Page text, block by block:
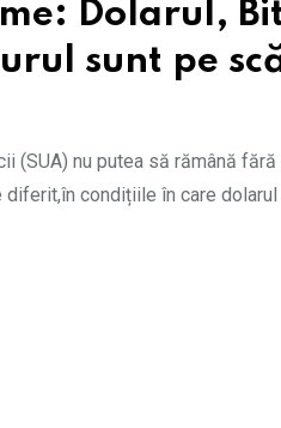
Dolarul,
sunt pe
(SUA) nu putea să rămână
condițiile în care